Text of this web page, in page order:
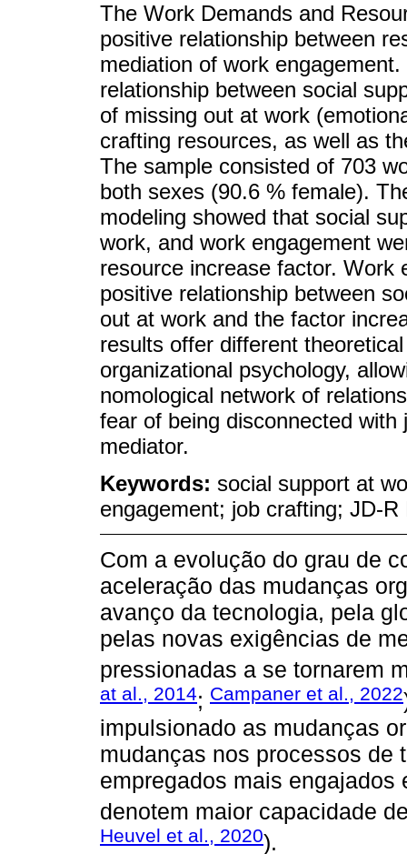
The Work Demands and
positive relationship between
mediation of work
relationship between social
of missing out at work
crafting resources, as well as
The sample consisted of 703
both sexes (90.6 % female).
modeling showed that social
work, and work engagement
resource increase factor. Work
positive relationship between
out at work and the factor
results offer different
organizational psychology,
nomological network of
fear of being disconnected
mediator.
Keywords: social support at
engagement; job crafting; JD-R
Com a evolução do grau de
aceleração das mudanças
avanço da tecnologia, pela
pelas novas exigências de
pressionadas a se tornarem
at al., 2014; Campaner et al., 2022
impulsionado as mudanças
mudanças nos processos de
empregados mais
denotem maior capacidade
Heuvel et al., 2020).